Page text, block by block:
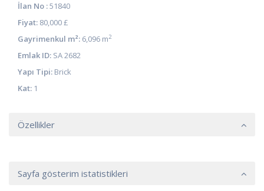
İlan No :51840
Fiyat: 80,000 £
Gayrimenkul m²: 6,096 m2
Emlak ID: SA 2682
Yapı Tipi: Brick
Kat: 1
Özellikler
Sayfa gösterim istatistikleri